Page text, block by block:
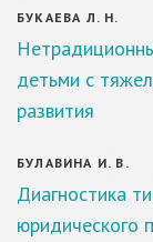
БУКАЕВА Л. Н.
детьми с
развития
БУЛАВИНА И. В.
Диагностика
юридического